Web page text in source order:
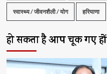
स्वास्थ्य / जीवनशैली / योग हरियाणा
हो सकता है आप चूक गए हों